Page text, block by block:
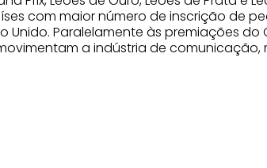
com maior número de inscrição de
Paralelamente às premiações do
a indústria de comunicação,